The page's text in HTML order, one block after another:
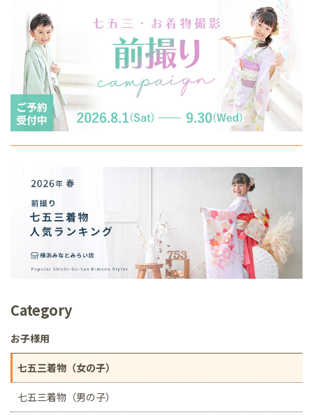
Category
お子様用
七五三着物（女の子）
七五三着物（男の子）